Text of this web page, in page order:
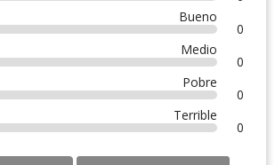
Bueno
0
Medio
0
Pobre
0
Terrible
0